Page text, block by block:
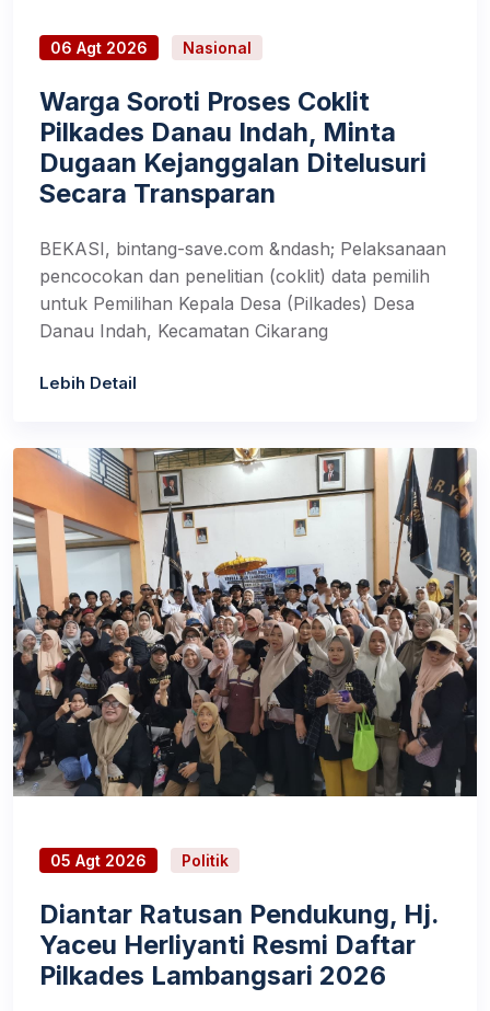
06 Agt 2026 Nasional
Warga Soroti Proses Coklit
Pilkades Danau Indah, Minta
Dugaan Kejanggalan Ditelusuri
Secara Transparan
BEKASI, bintang-save.com &ndash; Pelaksanaan
pencocokan dan penelitian (coklit) data pemilih
untuk Pemilihan Kepala Desa (Pilkades) Desa
Danau Indah, Kecamatan Cikarang
Lebih Detail
05 Agt 2026 Politik
Diantar Ratusan Pendukung, Hj.
Yaceu Herliyanti Resmi Daftar
Pilkades Lambangsari 2026